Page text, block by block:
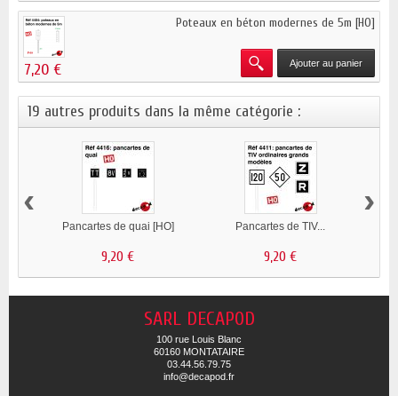
Poteaux en béton modernes de 5m [HO]
7,20 € Ajouter au panier
19 autres produits dans la même catégorie :
Pancartes de quai [HO]
9,20 €
Pancartes de TIV...
9,20 €
‹ ›
SARL DECAPOD
100 rue Louis Blanc
60160 MONTATAIRE
03.44.56.79.75
info@decapod.fr